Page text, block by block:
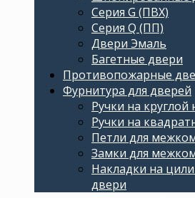
Серия G (ПВХ)
Серия Q (ПП)
Двери Эмаль
Багетные двери
Противопожарные
Фурнитура для дверей
Ручки на круглой
Ручки на
Петли для
Замки для
Накладки на
двери